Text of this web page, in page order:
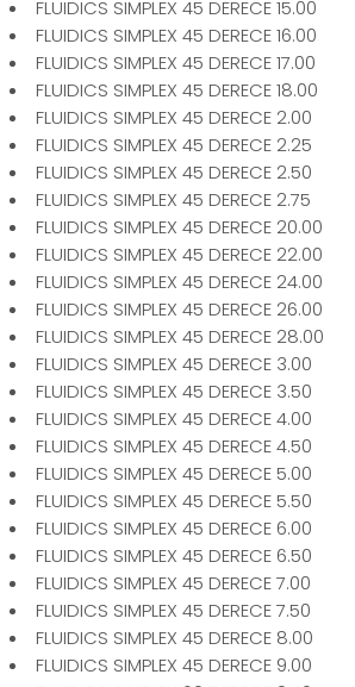
FLUIDICS SIMPLEX 45 DERECE 15.00
FLUIDICS SIMPLEX 45 DERECE 16.00
FLUIDICS SIMPLEX 45 DERECE 17.00
FLUIDICS SIMPLEX 45 DERECE 18.00
FLUIDICS SIMPLEX 45 DERECE 2.00
FLUIDICS SIMPLEX 45 DERECE 2.25
FLUIDICS SIMPLEX 45 DERECE 2.50
FLUIDICS SIMPLEX 45 DERECE 2.75
FLUIDICS SIMPLEX 45 DERECE 20.00
FLUIDICS SIMPLEX 45 DERECE 22.00
FLUIDICS SIMPLEX 45 DERECE 24.00
FLUIDICS SIMPLEX 45 DERECE 26.00
FLUIDICS SIMPLEX 45 DERECE 28.00
FLUIDICS SIMPLEX 45 DERECE 3.00
FLUIDICS SIMPLEX 45 DERECE 3.50
FLUIDICS SIMPLEX 45 DERECE 4.00
FLUIDICS SIMPLEX 45 DERECE 4.50
FLUIDICS SIMPLEX 45 DERECE 5.00
FLUIDICS SIMPLEX 45 DERECE 5.50
FLUIDICS SIMPLEX 45 DERECE 6.00
FLUIDICS SIMPLEX 45 DERECE 6.50
FLUIDICS SIMPLEX 45 DERECE 7.00
FLUIDICS SIMPLEX 45 DERECE 7.50
FLUIDICS SIMPLEX 45 DERECE 8.00
FLUIDICS SIMPLEX 45 DERECE 9.00